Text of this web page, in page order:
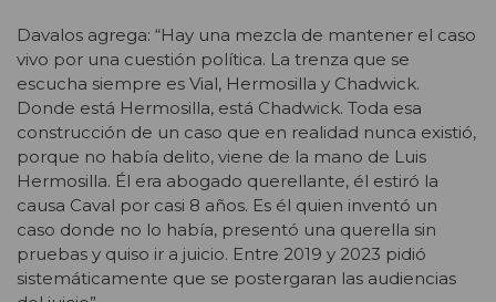
Davalos agrega: “Hay una mezcla de mantener el caso
vivo por una cuestión política. La trenza que se
escucha siempre es Vial, Hermosilla y Chadwick.
Donde está Hermosilla, está Chadwick. Toda esa
construcción de un caso que en realidad nunca existió,
porque no había delito, viene de la mano de Luis
Hermosilla. Él era abogado querellante, él estiró la
causa Caval por casi 8 años. Es él quien inventó un
caso donde no lo había, presentó una querella sin
pruebas y quiso ir a juicio. Entre 2019 y 2023 pidió
sistemáticamente que se postergaran las audiencias